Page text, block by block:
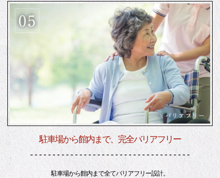
駐車場から館内まで、完全バリアフリー
駐車場から館内まで全てバリアフリー設計。